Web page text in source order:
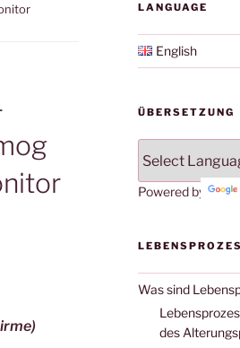
LANGUAGE
English
ÜBERSETZUNG
Powered by
Was sind
des